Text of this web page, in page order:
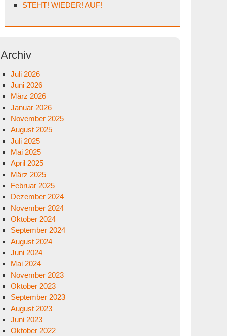
STEHT! WIEDER! AUF!
Archiv
Juli 2026
Juni 2026
März 2026
Januar 2026
November 2025
August 2025
Juli 2025
Mai 2025
April 2025
März 2025
Februar 2025
Dezember 2024
November 2024
Oktober 2024
September 2024
August 2024
Juni 2024
Mai 2024
November 2023
Oktober 2023
September 2023
August 2023
Juni 2023
Oktober 2022